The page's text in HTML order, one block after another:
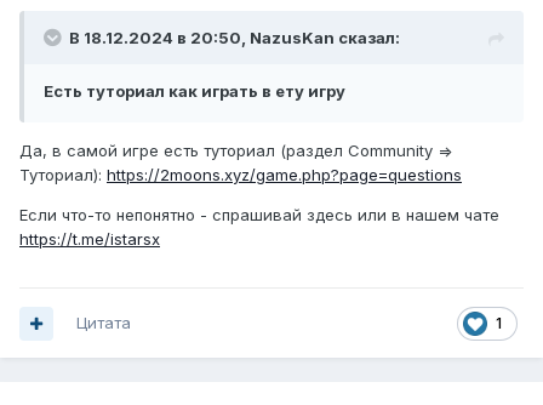
В 18.12.2024 в 20:50, NazusKan сказал:
Есть туториал как играть в ету игру
Да, в самой игре есть туториал (раздел Community =>
Туториал): https://2moons.xyz/game.php?page=questions
Если что-то непонятно - спрашивай здесь или в нашем чате
https://t.me/istarsx
1
Цитата